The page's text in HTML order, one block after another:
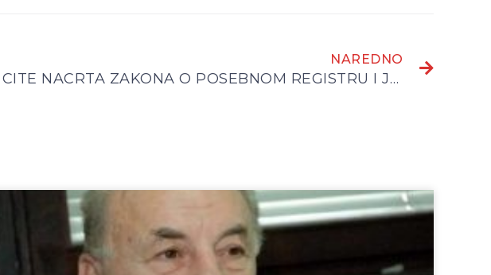
NAREDNO
POVUCITE NACRTA ZAKONA O POSEBNOM REGISTRU I JAVNOSTI RADA NEPROFITNIH ORGANIZACIJA